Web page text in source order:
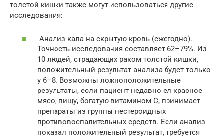
толстой кишки также могут использоваться другие
исследования:
Анализ кала на скрытую кровь (ежегодно).
Точность исследования составляет 62–79%. Из
10 людей, страдающих раком толстой кишки,
положительный результат анализа будет только
у 6–8. Возможны ложноположительные
результаты, если пациент недавно ел красное
мясо, пищу, богатую витамином C, принимает
препараты из группы нестероидных
противовоспалительных средств. Если анализ
показал положительный результат, требуется